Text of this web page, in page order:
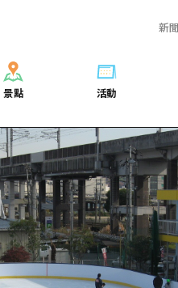
新聞
短途旅行
半天
一日遊
1晚2天
2晚3天
景點
列表
廣島市內
安芸
答對了
美北
活動
廣島好客通行證
廣島免費 Wi-Fi
面向外國遊客的街角旅遊信息中心
志願者指南
廣島視頻
2晚3天
災難發生期間的交通資訊